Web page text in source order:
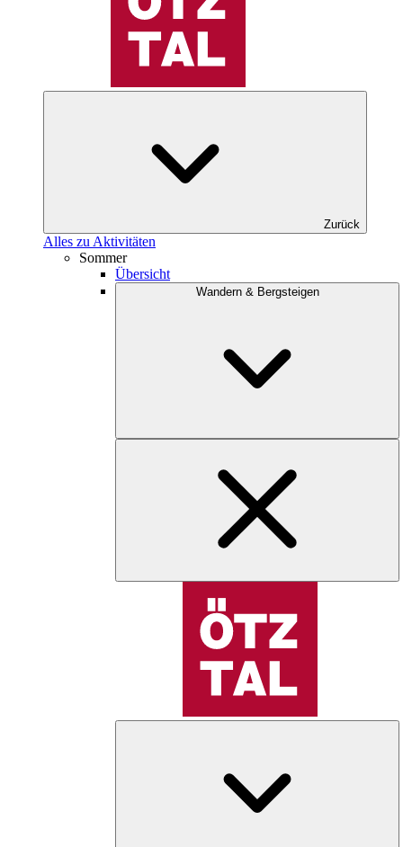
Zurück
Alles zu Aktivitäten
Sommer
Übersicht
Wandern & Bergsteigen